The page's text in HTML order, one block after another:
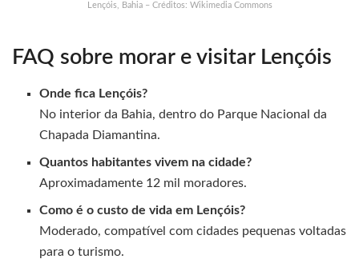
Lençóis, Bahia – Créditos: Wikimedia Commons
FAQ sobre morar e visitar Lençóis
Onde fica Lençóis?
No interior da Bahia, dentro do Parque Nacional da
Chapada Diamantina.
Quantos habitantes vivem na cidade?
Aproximadamente 12 mil moradores.
Como é o custo de vida em Lençóis?
Moderado, compatível com cidades pequenas voltadas
para o turismo.